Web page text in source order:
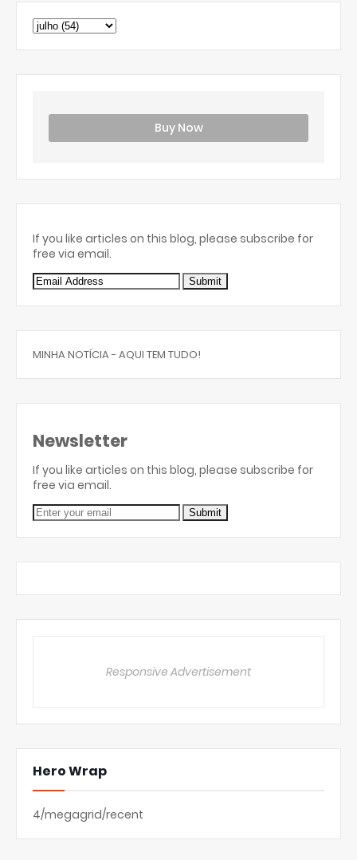
Buy Now
If you like articles on this blog, please subscribe for
free via email.
MINHA NOTÍCIA - AQUI TEM TUDO!
Newsletter
If you like articles on this blog, please subscribe for
free via email.
Responsive Advertisement
Hero Wrap
4/megagrid/recent